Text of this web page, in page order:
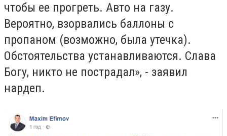
чтобы ее прогреть. Авто на газу.
Вероятно, взорвались баллоны с
пропаном (возможно, была утечка).
Обстоятельства устанавливаются. Слава
Богу, никто не пострадал», - заявил
нардеп.